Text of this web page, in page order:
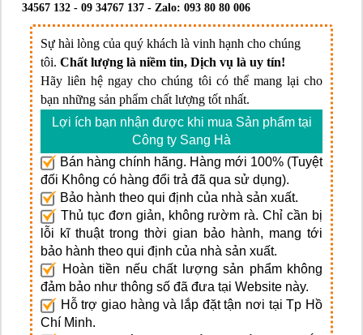
34567 132 - 09 34767 137 - Zalo: 093 80 80 006
Sự hài lòng của quý khách là vinh hạnh cho chúng
tôi. Chất lượng là niềm tin, Dịch vụ là uy tín!
Hãy liên hệ ngay cho chúng tôi có thể mang lại cho
bạn những sản phẩm chất lượng tốt nhất.
Lợi ích bạn nhận được khi mua Sản phẩm tại
Công ty Sang Hà
Bán hàng chính hãng. Hàng mới 100% (Tuyệt
đối Không có hàng đổi trả đã qua sử dụng).
Bảo hành theo qui định của nhà sản xuất.
Thủ tục đơn giản, không rườm rà. Chỉ cần bị
lỗi kĩ thuật trong thời gian bảo hành, mang tới
bảo hành theo qui định của nhà sản xuất.
Hoàn tiền nếu chất lượng sản phẩm không
đảm bảo như thông số đã đưa tại Website này.
Hỗ trợ giao hàng và lắp đặt tận nơi tại Tp Hồ
Chí Minh.